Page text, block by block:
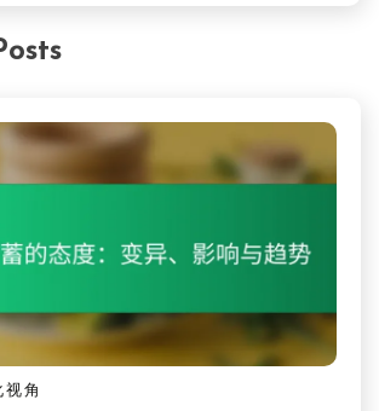
角